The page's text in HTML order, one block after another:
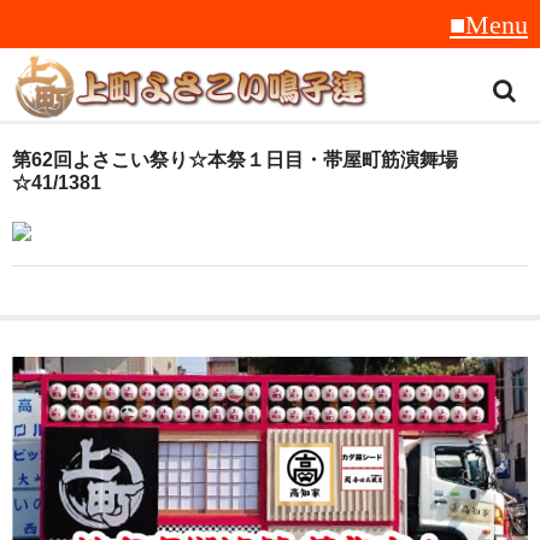
トップ
音楽
衣装
地方車
グッズ
第62回よさこい祭り☆本祭１日目・帯屋町筋演舞場
☆41/1381